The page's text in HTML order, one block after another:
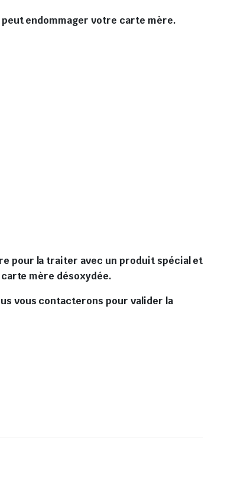
peut endommager votre carte mère.
pour la traiter avec un produit spécial et
mère désoxydée.
vous contacterons pour valider la